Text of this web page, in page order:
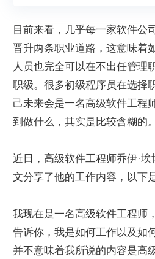
目前来看，几乎每一家软件公
晋升两条职业道路，这意味着
人员也完全可以在不出任管理
职级。很多初级程序员在选择
己未来会是一名高级软件工程
到做什么，其实是比较含糊的。
近日，高级软件工程师乔伊·
文分享了他的工作内容，以下
我现在是一名高级软件工程师
告诉你，我是如何工作以及如
并不意味着我所说的内容是高